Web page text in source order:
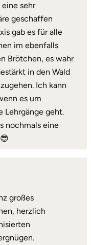
eine sehr
geschaffen
gab es für alle
im ebenfalls
Brötchen, es wahr
in den Wald
Ich kann
es um
Lehrgänge geht.
nochmals eine
großes
herzlich